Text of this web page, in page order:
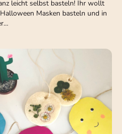
leicht selbst basteln! Ihr wollt
Masken basteln und in